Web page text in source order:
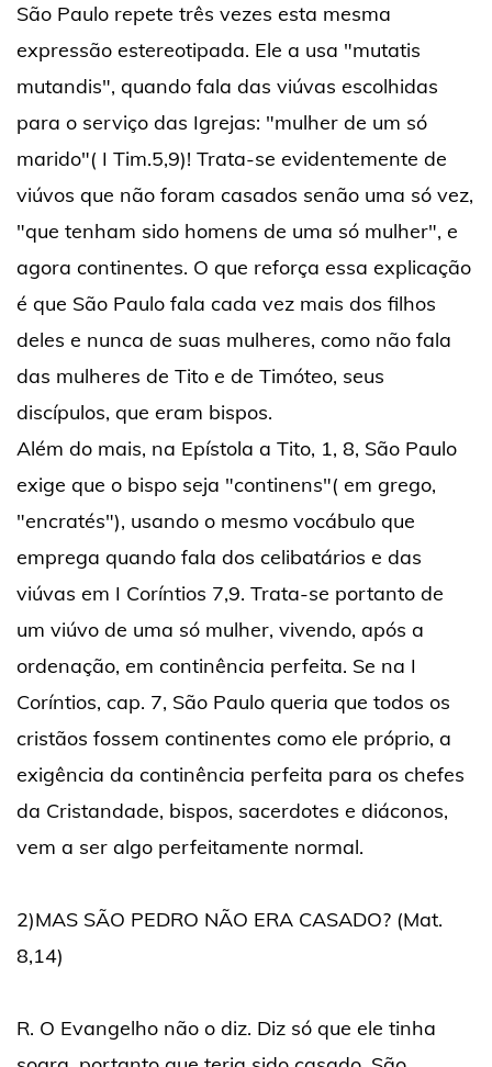
São Paulo repete três vezes esta mesma
expressão estereotipada. Ele a usa "mutatis
mutandis", quando fala das viúvas escolhidas
para o serviço das Igrejas: "mulher de um só
marido"( I Tim.5,9)! Trata-se evidentemente de
viúvos que não foram casados senão uma só vez,
"que tenham sido homens de uma só mulher", e
agora continentes. O que reforça essa explicação
é que São Paulo fala cada vez mais dos filhos
deles e nunca de suas mulheres, como não fala
das mulheres de Tito e de Timóteo, seus
discípulos, que eram bispos.
Além do mais, na Epístola a Tito, 1, 8, São Paulo
exige que o bispo seja "continens"( em grego,
"encratés"), usando o mesmo vocábulo que
emprega quando fala dos celibatários e das
viúvas em I Coríntios 7,9. Trata-se portanto de
um viúvo de uma só mulher, vivendo, após a
ordenação, em continência perfeita. Se na I
Coríntios, cap. 7, São Paulo queria que todos os
cristãos fossem continentes como ele próprio, a
exigência da continência perfeita para os chefes
da Cristandade, bispos, sacerdotes e diáconos,
vem a ser algo perfeitamente normal.
2)MAS SÃO PEDRO NÃO ERA CASADO? (Mat.
8,14)
R. O Evangelho não o diz. Diz só que ele tinha